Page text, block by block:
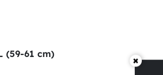
(59-61 cm)
×